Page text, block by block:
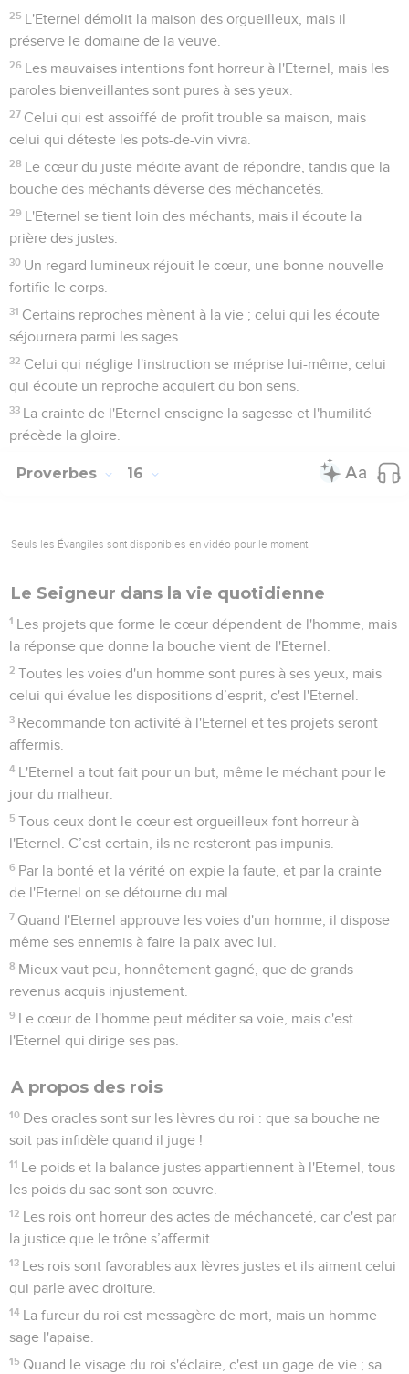
25 L'Eternel démolit la maison des orgueilleux, mais il
préserve le domaine de la veuve.
26 Les mauvaises intentions font horreur à l'Eternel, mais les
paroles bienveillantes sont pures à ses yeux.
27 Celui qui est assoiffé de profit trouble sa maison, mais
celui qui déteste les pots-de-vin vivra.
28 Le cœur du juste médite avant de répondre, tandis que la
bouche des méchants déverse des méchancetés.
29 L'Eternel se tient loin des méchants, mais il écoute la
prière des justes.
30 Un regard lumineux réjouit le cœur, une bonne nouvelle
fortifie le corps.
31 Certains reproches mènent à la vie ; celui qui les écoute
séjournera parmi les sages.
32 Celui qui néglige l'instruction se méprise lui-même, celui
qui écoute un reproche acquiert du bon sens.
33 La crainte de l'Eternel enseigne la sagesse et l'humilité
précède la gloire.
Proverbes 16
Seuls les Évangiles sont disponibles en vidéo pour le moment.
Le Seigneur dans la vie quotidienne
1 Les projets que forme le cœur dépendent de l'homme, mais
la réponse que donne la bouche vient de l'Eternel.
2 Toutes les voies d'un homme sont pures à ses yeux, mais
celui qui évalue les dispositions d’esprit, c'est l'Eternel.
3 Recommande ton activité à l'Eternel et tes projets seront
affermis.
4 L'Eternel a tout fait pour un but, même le méchant pour le
jour du malheur.
5 Tous ceux dont le cœur est orgueilleux font horreur à
l'Eternel. C’est certain, ils ne resteront pas impunis.
6 Par la bonté et la vérité on expie la faute, et par la crainte
de l'Eternel on se détourne du mal.
7 Quand l'Eternel approuve les voies d'un homme, il dispose
même ses ennemis à faire la paix avec lui.
8 Mieux vaut peu, honnêtement gagné, que de grands
revenus acquis injustement.
9 Le cœur de l'homme peut méditer sa voie, mais c'est
l'Eternel qui dirige ses pas.
A propos des rois
10 Des oracles sont sur les lèvres du roi : que sa bouche ne
soit pas infidèle quand il juge !
11 Le poids et la balance justes appartiennent à l'Eternel, tous
les poids du sac sont son œuvre.
12 Les rois ont horreur des actes de méchanceté, car c'est par
la justice que le trône s’affermit.
13 Les rois sont favorables aux lèvres justes et ils aiment celui
qui parle avec droiture.
14 La fureur du roi est messagère de mort, mais un homme
sage l'apaise.
15 Quand le visage du roi s'éclaire, c'est un gage de vie ; sa